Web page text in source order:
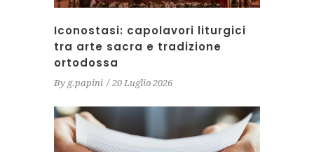
Iconostasi: capolavori liturgici
tra arte sacra e tradizione
ortodossa
By g.papini 20 Luglio 2026